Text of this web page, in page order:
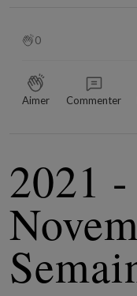
0
Aimer Commenter
2021 -